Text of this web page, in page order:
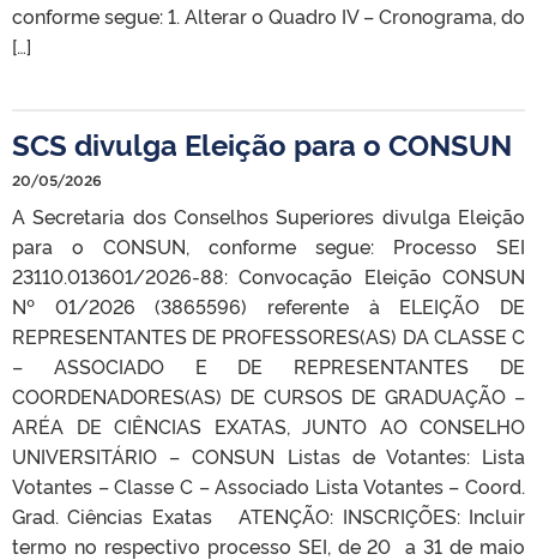
conforme segue: 1. Alterar o Quadro IV – Cronograma, do
[…]
SCS divulga Eleição para o CONSUN
20/05/2026
A Secretaria dos Conselhos Superiores divulga Eleição
para o CONSUN, conforme segue: Processo SEI
23110.013601/2026-88: Convocação Eleição CONSUN
Nº 01/2026 (3865596) referente à ELEIÇÃO DE
REPRESENTANTES DE PROFESSORES(AS) DA CLASSE C
– ASSOCIADO E DE REPRESENTANTES DE
COORDENADORES(AS) DE CURSOS DE GRADUAÇÃO –
ARÉA DE CIÊNCIAS EXATAS, JUNTO AO CONSELHO
UNIVERSITÁRIO – CONSUN Listas de Votantes: Lista
Votantes – Classe C – Associado Lista Votantes – Coord.
Grad. Ciências Exatas ATENÇÃO: INSCRIÇÕES: Incluir
termo no respectivo processo SEI, de 20 a 31 de maio